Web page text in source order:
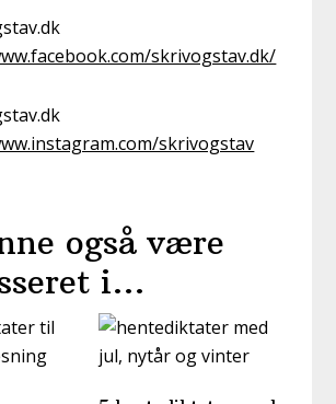
skrivogstav.dk/
skrivogstav
også være
i…